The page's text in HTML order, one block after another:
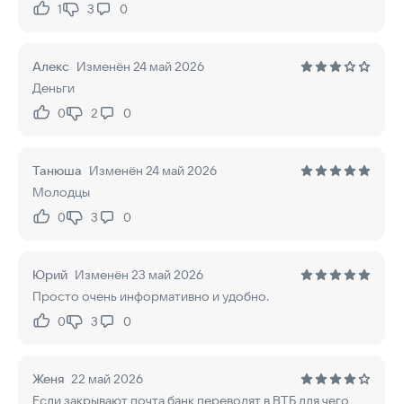
Нравится:
1Не нравится:
3 0
Алекс Изменён 24 май 2026
Деньги
Нравится:
0Не нравится:
2 0
Танюша Изменён 24 май 2026
Молодцы
Нравится:
0Не нравится:
3 0
Юрий Изменён 23 май 2026
Просто очень информативно и удобно.
Нравится:
0Не нравится:
3 0
Женя 22 май 2026
Если закрывают почта банк переводят в ВТБ для чего